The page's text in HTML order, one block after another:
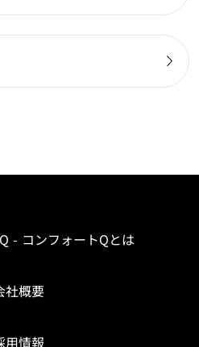
- コンフォートQとは
社概要
用情報